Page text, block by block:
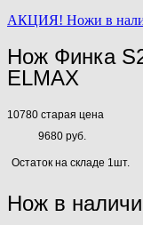
АКЦИЯ! Ножи в
Нож Финка
ELMAX
10780 старая цена
9680 руб.
Остаток на складе 1шт.
Нож в